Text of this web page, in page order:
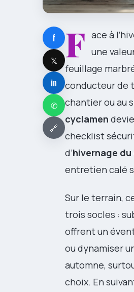
f
𝕏
in
✆
🔗
F ace à
une
feuillage
conducteur de
chantier ou au
cyclamen
checklist
d’hivernage
entretien calé
Sur le terrain,
trois socles :
offrent un
ou dynamiser
automne,
choix. En